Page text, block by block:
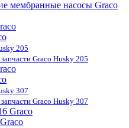
мембранные насосы Graco
205
Graco Husky 205
307
Graco Husky 307